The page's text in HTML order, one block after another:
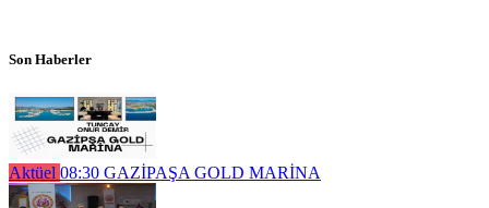
Son Haberler
Aktüel 08:30 GAZİPAŞA GOLD MARİNA